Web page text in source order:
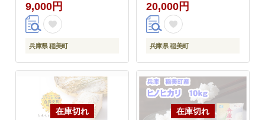
9,000円
兵庫県 稲美町
20,000円
兵庫県 稲美町